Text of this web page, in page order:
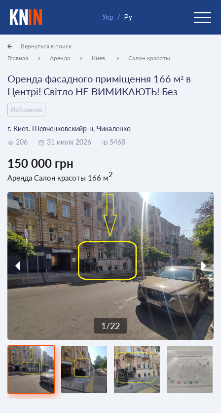
Укр / Ру
Главная Аренда Киев Салон красоты
Вернуться в поиск
Оренда фасадного приміщення 166 м² в
Центрі! Світло НЕ ВИМИКАЮТЬ! Без
Избранное
г. Киев. Шевченковскийр-н, Чикаленко
206
31 июля 2026 ID 5468
150 000 грн
Аренда Салон красоты 166 м2
1/22